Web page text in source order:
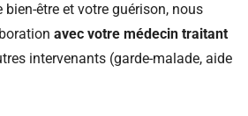
être et votre guérison, nous
avec votre médecin traitant
intervenants (garde-malade, aide